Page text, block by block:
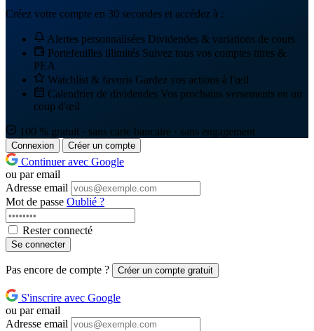
Créez votre compte en 30 secondes et accédez à :
Alertes personnalisées Dividendes & variations de cours
Portefeuilles illimités Suivez tous vos comptes titres &
PEA
Watchlist & favoris Gardez vos actions à l'œil
Calendrier de dividendes Vos prochains versements en un
coup d'œil
100 % gratuit · sans carte bancaire · sans engagement
Connexion Créer un compte
Continuer avec Google
ou par email
Adresse email
Mot de passe Oublié ?
Rester connecté
Se connecter
Pas encore de compte ? Créer un compte gratuit
S'inscrire avec Google
ou par email
Adresse email